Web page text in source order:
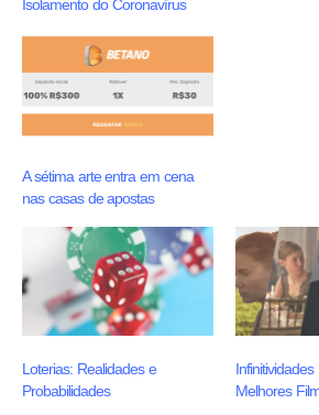
Isolamento do Coronavírus
A sétima arte entra em cena
nas casas de apostas
Loterias: Realidades e
Probabilidades
Melhores